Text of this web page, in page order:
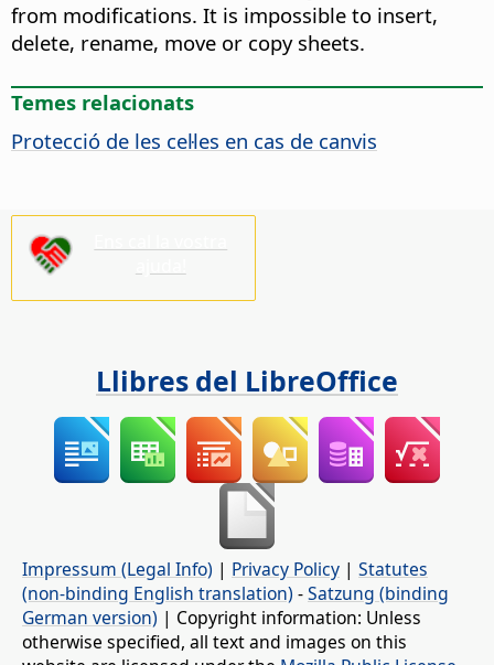
from modifications. It is impossible to insert,
delete, rename, move or copy sheets.
Temes relacionats
Protecció de les cel·les en cas de canvis
Llibres del LibreOffice
Impressum (Legal Info) | Privacy Policy | Statutes
(non-binding English translation) -Satzung (binding
German version) | Copyright information: Unless
otherwise specified, all text and images on this